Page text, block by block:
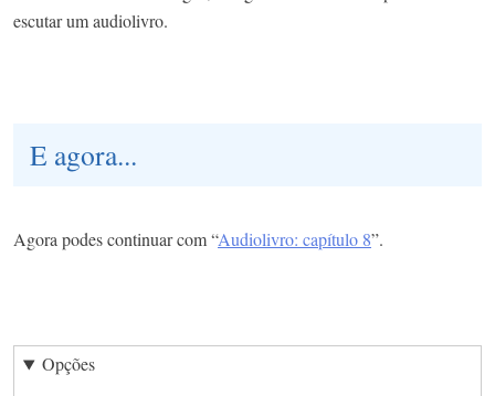
escutar um audiolivro.
E agora...
Agora podes continuar com “Audiolivro: capítulo 8”.
Opções